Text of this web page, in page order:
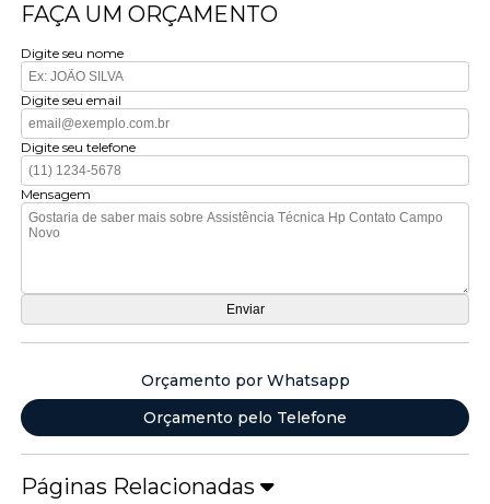
FAÇA UM ORÇAMENTO
Digite seu nome
Digite seu email
Digite seu telefone
Mensagem
Orçamento por Whatsapp
Orçamento pelo Telefone
Páginas Relacionadas